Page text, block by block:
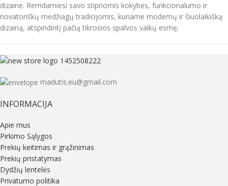
dizaine. Remdamiesi savo stipriomis kokybės, funkcionalumo ir
novatoriškų medžiagų tradicijomis, kuriame modernų ir šiuolaikišką
dizainą, atspindintį pačią tikrosios spalvos vaikų esmę.
madutis.eu@gmail.com
INFORMACIJA
Apie mus
Pirkimo Sąlygos
Prekių keitimas ir grąžinimas
Prekių pristatymas
Dydžių lentelės
Privatumo politika